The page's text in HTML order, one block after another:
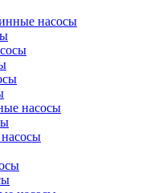
насосы
насосы